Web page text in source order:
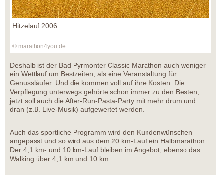
Hitzelauf 2006
© marathon4you.de
Deshalb ist der Bad Pyrmonter Classic Marathon auch weniger
ein Wettlauf um Bestzeiten, als eine Veranstaltung für
Genussläufer. Und die kommen voll auf ihre Kosten. Die
Verpflegung unterwegs gehörte schon immer zu den Besten,
jetzt soll auch die After-Run-Pasta-Party mit mehr drum und
dran (z.B. Live-Musik) aufgewertet werden.
Auch das sportliche Programm wird den Kundenwünschen
angepasst und so wird aus dem 20 km-Lauf ein Halbmarathon.
Der 4,1 km- und 10 km-Lauf bleiben im Angebot, ebenso das
Walking über 4,1 km und 10 km.